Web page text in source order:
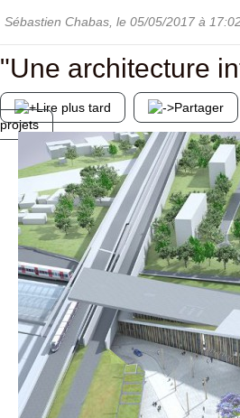
Sébastien Chabas , le 05/05/2017 à
"Une architecture
Lire plus tard
Partager
projets